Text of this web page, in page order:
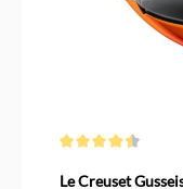
Le Creuset